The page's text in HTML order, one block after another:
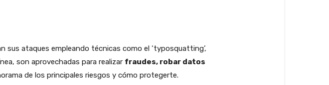
sus ataques empleando técnicas como el ‘typosquatting’,
son aprovechadas para realizar fraudes, robar datos
de los principales riesgos y cómo protegerte.